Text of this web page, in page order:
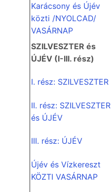
Karácsony és Újév
közti /NYOLCAD/
VASÁRNAP
SZILVESZTER és
ÚJÉV (I-III. rész)
I. rész: SZILVESZTER
II. rész: SZILVESZTER
és ÚJÉV
III. rész: ÚJÉV
Újév és Vízkereszt
KÖZTI VASÁRNAP